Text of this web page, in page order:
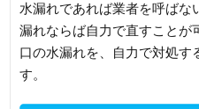
水漏れであれば業者を呼ばな
漏れならば自力で直すことが
口の水漏れを、自力で対処す
す。